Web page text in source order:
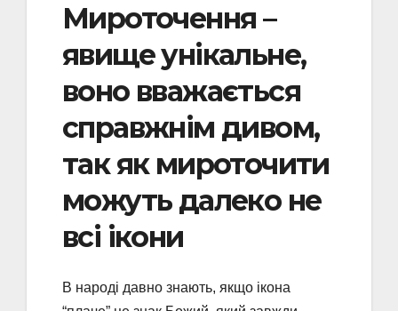
Мироточення –
явище унікальне,
воно вважається
справжнім дивом,
так як мироточити
можуть далеко не
всі ікони
В народі давно знають, якщо ікона